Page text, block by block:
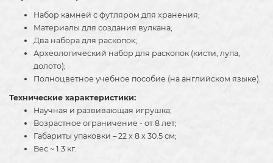
Набор камней с футляром для хранения;
Материалы для создания вулкана;
Два набора для раскопок;
Археологический набор для раскопок (кисти, лупа,
долото);
Полноцветное учебное пособие (на английском языке).
Технические характеристики:
Научная и развивающая игрушка;
Возрастное ограничение - от 8 лет;
Габариты упаковки – 22 x 8 x 30.5 см;
Вес ~ 1.3 кг.